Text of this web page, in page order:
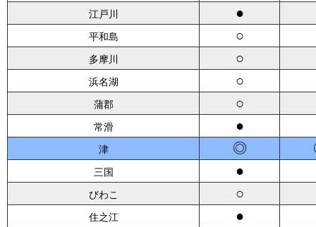
江戸川 ●
平和島 ○
多摩川 ○
浜名湖 ○
蒲郡 ○
常滑 ●
津 ◎
三国 ●
びわこ ○
住之江 ●